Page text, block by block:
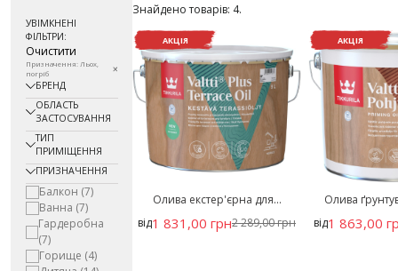
УВІМКНЕНІ
ФІЛЬТРИ:
Очистити
Призначення: Льох,
погріб
БРЕНД
ОБЛАСТЬ
ЗАСТОСУВАННЯ
ТИП
ПРИМІЩЕННЯ
ПРИЗНАЧЕННЯ
Балкон (7)
Ванна (7)
Гардеробна
(7)
Горище (4)
Знайдено товарів: 4.
АКЦІЯ
Олива екстер'єрна для...
від1 831,00 грн2 289,00 грн
АКЦІЯ
Олива
від1 863,00